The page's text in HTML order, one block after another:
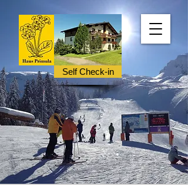
Self Check-in